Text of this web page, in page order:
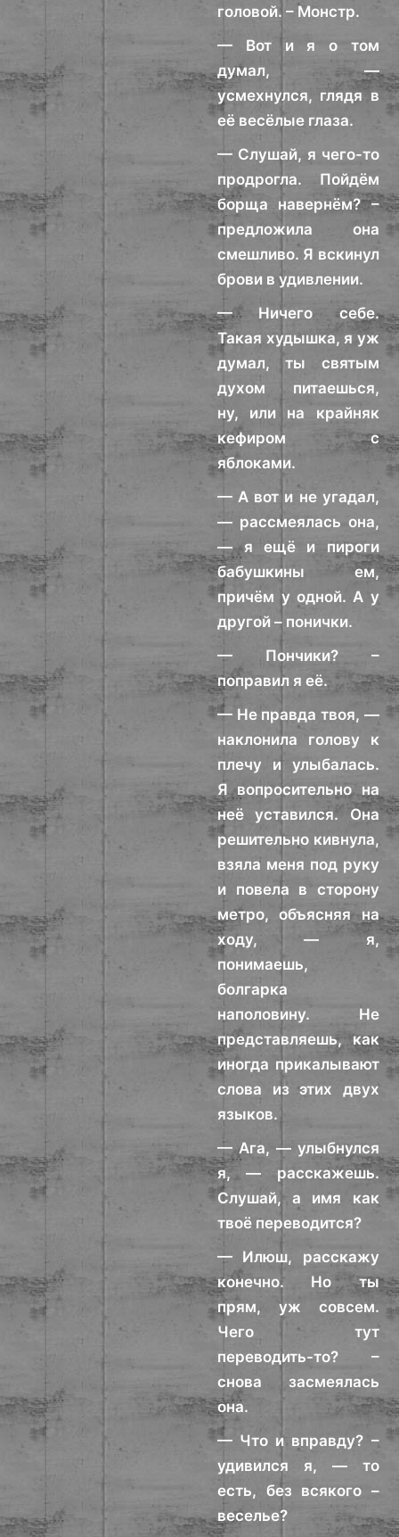
головой. – Монстр.
— Вот и я о том
думал, —
усмехнулся, глядя в
её весёлые глаза.
— Слушай, я чего-то
продрогла. Пойдём
борща навернём? –
предложила она
смешливо. Я вскинул
брови в удивлении.
— Ничего себе.
Такая худышка, я уж
думал, ты святым
духом питаешься,
ну, или на крайняк
кефиром с
яблоками.
— А вот и не угадал,
— рассмеялась она,
— я ещё и пироги
бабушкины ем,
причём у одной. А у
другой – понички.
— Пончики? –
поправил я её.
— Не правда твоя, —
наклонила голову к
плечу и улыбалась.
Я вопросительно на
неё уставился. Она
решительно кивнула,
взяла меня под руку
и повела в сторону
метро, объясняя на
ходу, — я,
понимаешь,
болгарка
наполовину. Не
представляешь, как
иногда прикалывают
слова из этих двух
языков.
— Ага, — улыбнулся
я, — расскажешь.
Слушай, а имя как
твоё переводится?
— Илюш, расскажу
конечно. Но ты
прям, уж совсем.
Чего тут
переводить-то? –
снова засмеялась
она.
— Что и вправду? –
удивился я, — то
есть, без всякого –
веселье?